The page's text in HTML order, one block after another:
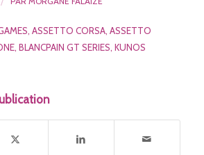
, ASSETTO CORSA, ASSETTO
, BLANCPAIN GT SERIES, KUNOS